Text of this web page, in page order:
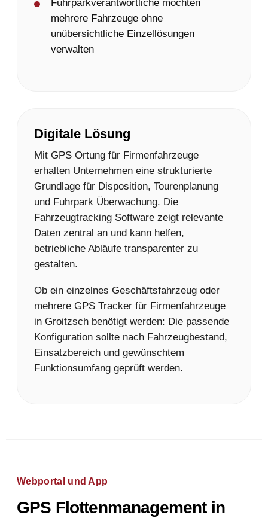
Fuhrparkverantwortliche möchten
mehrere Fahrzeuge ohne
unübersichtliche Einzellösungen
verwalten
Digitale Lösung
Mit GPS Ortung für Firmenfahrzeuge
erhalten Unternehmen eine strukturierte
Grundlage für Disposition, Tourenplanung
und Fuhrpark Überwachung. Die
Fahrzeugtracking Software zeigt relevante
Daten zentral an und kann helfen,
betriebliche Abläufe transparenter zu
gestalten.
Ob ein einzelnes Geschäftsfahrzeug oder
mehrere GPS Tracker für Firmenfahrzeuge
in Groitzsch benötigt werden: Die passende
Konfiguration sollte nach Fahrzeugbestand,
Einsatzbereich und gewünschtem
Funktionsumfang geprüft werden.
Webportal und App
GPS Flottenmanagement in